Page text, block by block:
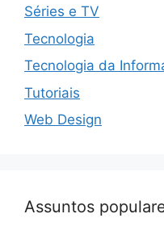
Séries e TV
Tecnologia
Tecnologia da
Tutoriais
Web Design
Assuntos